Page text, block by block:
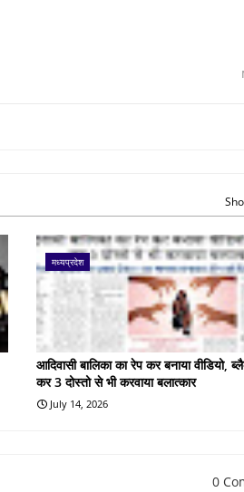
मध्यप्रदेश
आदिवासी बालिका का रेप कर बनाया वीडियो,
कर 3 दोस्तो से भी करवाया बलात्कार
July 14, 2026
0